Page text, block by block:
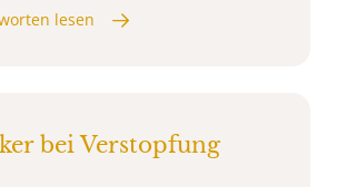
lesen
bei Verstopfung